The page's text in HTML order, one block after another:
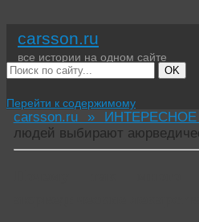
carsson.ru
все истории на одном сайте
OK
Перейти к содержимому
carsson.ru »
людей выбирают